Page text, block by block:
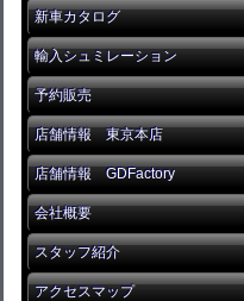
新車カタログ
輸入シュミレーション
予約販売
店舗情報 東京本店
店舗情報 GDFactory
会社概要
スタッフ紹介
アクセスマップ